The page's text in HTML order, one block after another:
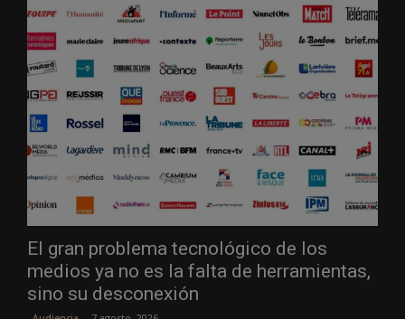
El gran problema tecnológico de los
medios ya no es la falta de herramientas,
sino su desconexión